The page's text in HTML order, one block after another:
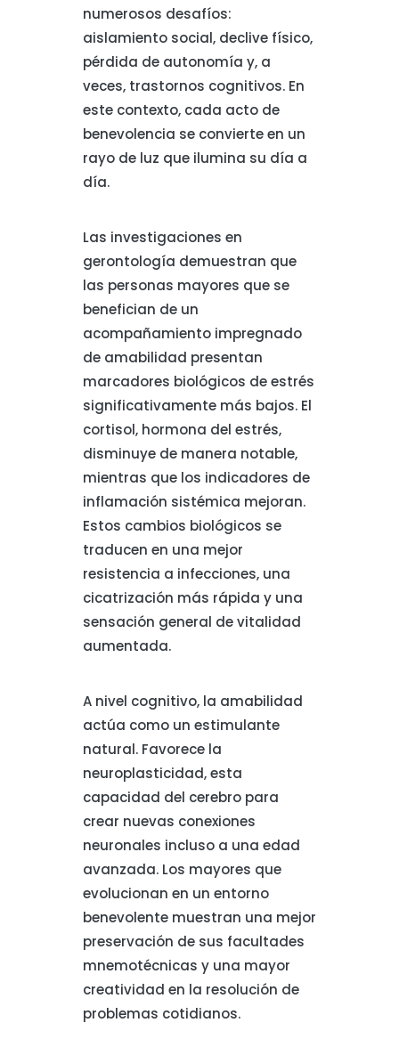
numerosos desafíos:
aislamiento social, declive físico,
pérdida de autonomía y, a
veces, trastornos cognitivos. En
este contexto, cada acto de
benevolencia se convierte en un
rayo de luz que ilumina su día a
día.
Las investigaciones en
gerontología demuestran que
las personas mayores que se
benefician de un
acompañamiento impregnado
de amabilidad presentan
marcadores biológicos de estrés
significativamente más bajos. El
cortisol, hormona del estrés,
disminuye de manera notable,
mientras que los indicadores de
inflamación sistémica mejoran.
Estos cambios biológicos se
traducen en una mejor
resistencia a infecciones, una
cicatrización más rápida y una
sensación general de vitalidad
aumentada.
A nivel cognitivo, la amabilidad
actúa como un estimulante
natural. Favorece la
neuroplasticidad, esta
capacidad del cerebro para
crear nuevas conexiones
neuronales incluso a una edad
avanzada. Los mayores que
evolucionan en un entorno
benevolente muestran una mejor
preservación de sus facultades
mnemotécnicas y una mayor
creatividad en la resolución de
problemas cotidianos.